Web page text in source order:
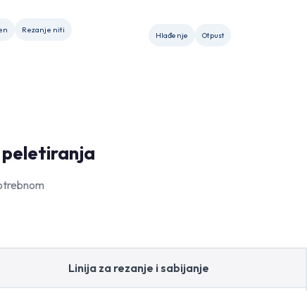
Rezanje niti
Hlađenje Otpust
peletiranja
Linija za rezanje i sabijanje